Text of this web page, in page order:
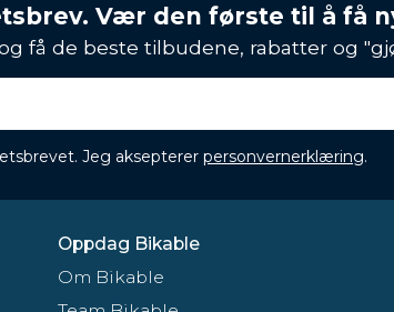
Vær den første til å få
få de beste tilbudene, rabatter og
Jeg aksepterer personvernerklæring.
Oppdag Bikable
Om Bikable